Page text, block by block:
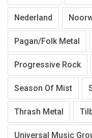
Nederland
Pagan/Folk Metal
Progressive Rock
Season Of Mist
Thrash Metal
Universal Music